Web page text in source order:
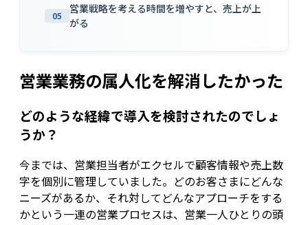
05
営業戦略を考える時間を増やすと、売上が上
がる
営業業務の属人化を解消したかった
どのような経緯で導入を検討されたのでしょ
うか？
今までは、営業担当者がエクセルで顧客情報や売上数
字を個別に管理していました。どのお客さまにどんな
ニーズがあるか、それ対してどんなアプローチをする
かという一連の営業プロセスは、営業一人ひとりの頭